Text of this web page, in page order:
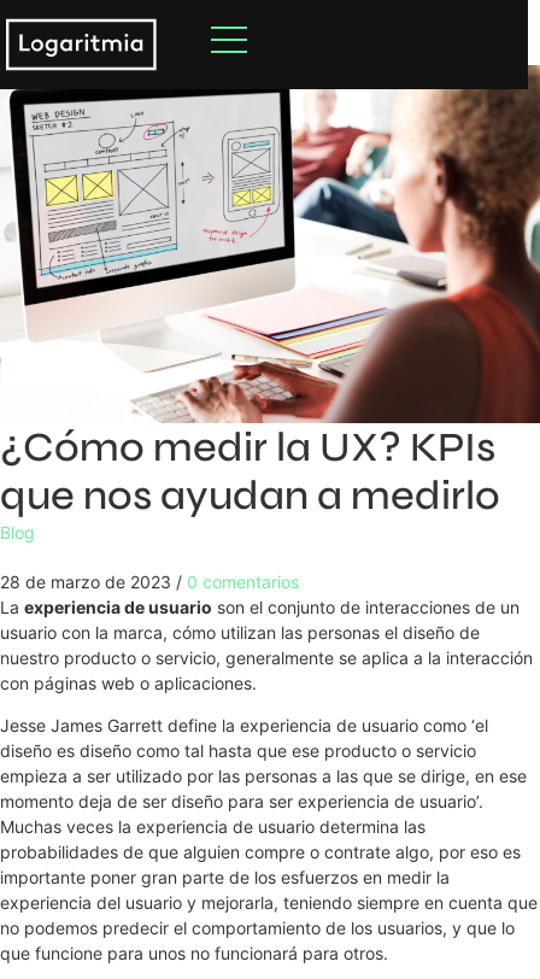
¿Cómo medir la UX? KPIs
que nos ayudan a medirlo
Blog
28 de marzo de 2023 / 0 comentarios
La experiencia de usuario son el conjunto de interacciones de un
usuario con la marca, cómo utilizan las personas el diseño de
nuestro producto o servicio, generalmente se aplica a la interacción
con páginas web o aplicaciones.
Jesse James Garrett define la experiencia de usuario como ‘el
diseño es diseño como tal hasta que ese producto o servicio
empieza a ser utilizado por las personas a las que se dirige, en ese
momento deja de ser diseño para ser experiencia de usuario’.
Muchas veces la experiencia de usuario determina las
probabilidades de que alguien compre o contrate algo, por eso es
importante poner gran parte de los esfuerzos en medir la
experiencia del usuario y mejorarla, teniendo siempre en cuenta que
no podemos predecir el comportamiento de los usuarios, y que lo
que funcione para unos no funcionará para otros.